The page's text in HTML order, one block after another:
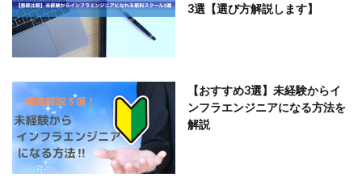
3選【選び方解説します】
【おすすめ3選】未経験からイ
ンフラエンジニアになる方法を
解説